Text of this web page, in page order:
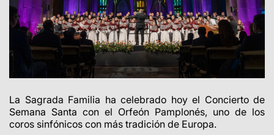
La Sagrada Familia ha celebrado hoy el Concierto de
Semana Santa con el Orfeón Pamplonés, uno de los
coros sinfónicos con más tradición de Europa.